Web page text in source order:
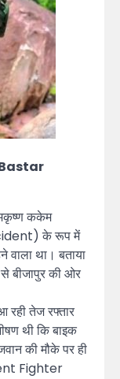
(Bastar
ककेम
के रूप में
वाला था। बताया
बीजापुर की ओर
रही तेज रफ्तार
थी कि बाइक
की मौके पर ही
Fighter